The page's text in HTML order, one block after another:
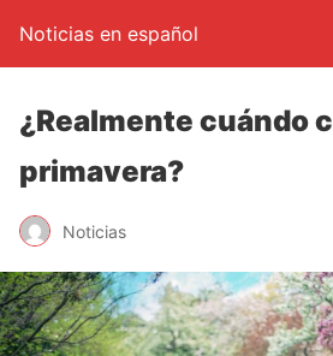
Noticias en español
¿Realmente cuándo
primavera?
Noticias